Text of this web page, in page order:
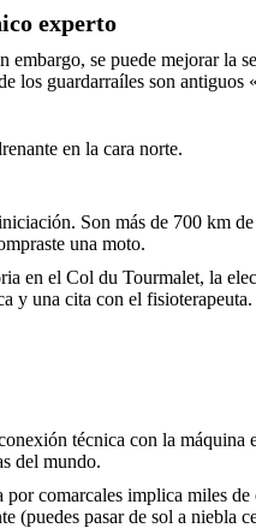
experto
embargo, se puede mejorar la
los guardarraíles son antiguos
en la cara norte.
Son más de 700 km
una moto.
en el Col du Tourmalet, la
y una cita con el
técnica con la
del mundo.
comarcales implica miles
(puedes pasar de sol a niebla